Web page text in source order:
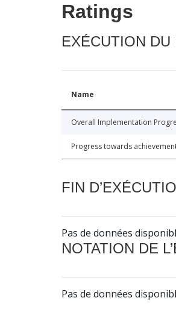
Ratings
EXÉCUTION DU
Name
Overall Implementation
Progress towards
FIN
Pas de données
NOTATION DE
Pas de données